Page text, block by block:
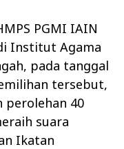
PGMI IAIN
Institut Agama
pada tanggal
tersebut,
perolehan 40
suara
Ikatan